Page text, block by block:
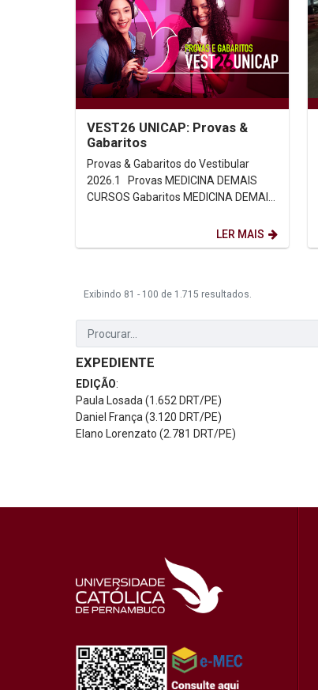
VEST26 UNICAP: Provas &
Gabaritos
Provas & Gabaritos do Vestibular
2026.1 Provas MEDICINA DEMAIS
CURSOS Gabaritos MEDICINA DEMAIS
LER MAIS
Exibindo 81 - 100 de 1.715 resultados.
EXPEDIENTE
EDIÇÃO:
Paula Losada (1.652 DRT/PE)
Daniel França (3.120 DRT/PE)
Elano Lorenzato (2.781 DRT/PE)